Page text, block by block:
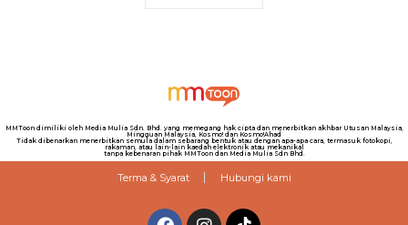
MMToon dimiliki oleh Media Mulia Sdn. Bhd. yang memegang hak cipta dan menerbitkan akhbar Utusan Malaysia,
Mingguan Malaysia, Kosmo! dan Kosmo!Ahad
Tidak dibenarkan menerbitkan semula dalam sebarang bentuk atau dengan apa-apa cara, termasuk fotokopi,
rakaman, atau lain-lain kaedah elektronik atau mekanikal
tanpa kebenaran pihak MMToon dan Media Mulia Sdn Bhd.
Terma & Syarat Hubungi kami